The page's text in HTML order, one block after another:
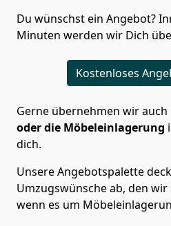
Du wünschst ein Angebot?
Minuten werden wir Dich
Kostenloses
Gerne übernehmen wir auch
oder die Möbeleinlagerung
dich.
Unsere Angebotspalette
Umzugswünsche ab, den
wenn es um